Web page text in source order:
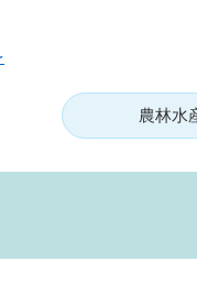
農林水